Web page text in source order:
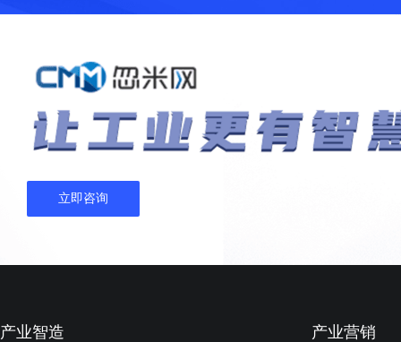
立即咨询
产业智造 产业营销